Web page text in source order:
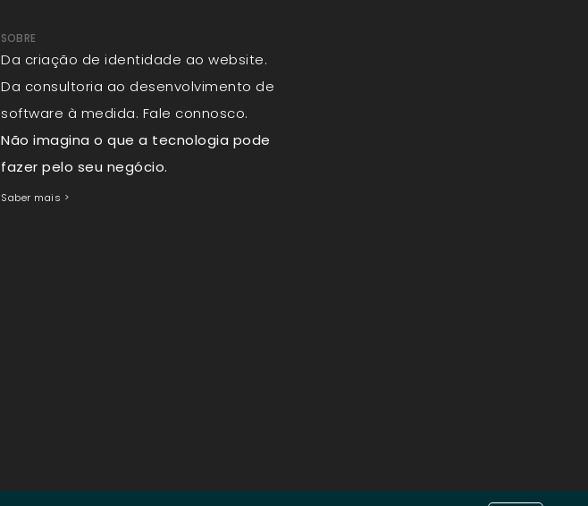
SOBRE
Da criação de identidade ao website.
Da consultoria ao desenvolvimento de
software à medida. Fale connosco.
Não imagina o que a tecnologia pode
fazer pelo seu negócio.
Saber mais >